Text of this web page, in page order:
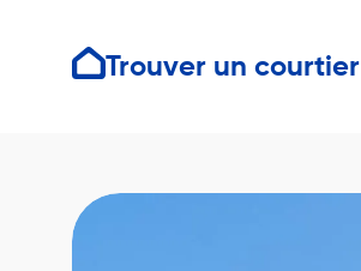
Trouver un courtier